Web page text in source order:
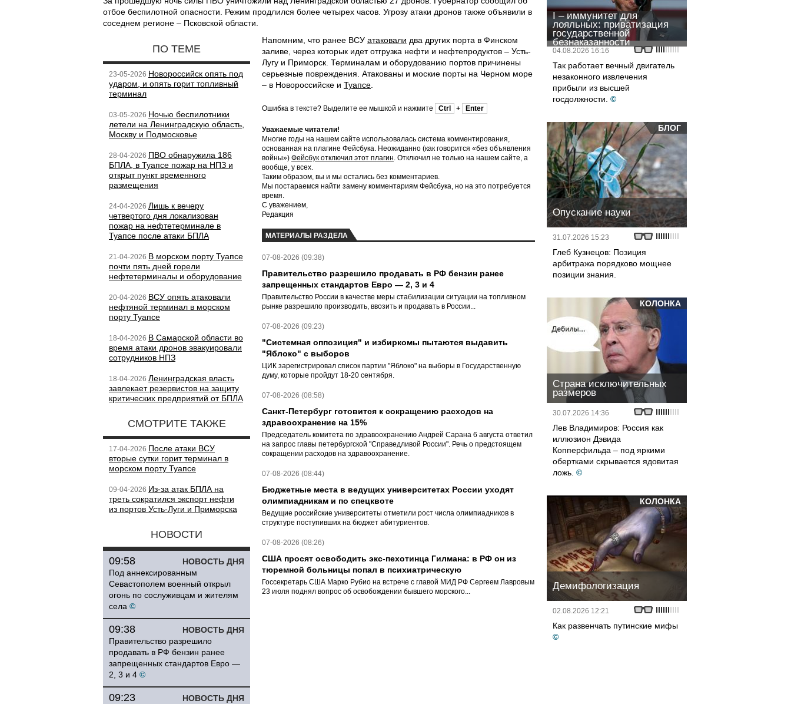
отбое беспилотной опасности. Режим продлился более четырех часов. Угрозу атаки дронов также объявили в
соседнем регионе – Псковской области.
ПО ТЕМЕ
23-05-2026 Новороссийск опять под
ударом, и опять горит топливный
терминал
03-05-2026 Ночью беспилотники
летели на Ленинградскую область,
Москву и Подмосковье
28-04-2026 ПВО обнаружила 186
БПЛА, в Туапсе пожар на НПЗ и
открыт пункт временного
размещения
24-04-2026 Лишь к вечеру
четвертого дня локализован
пожар на нефтетерминале в
Туапсе после атаки БПЛА
21-04-2026 В морском порту Туапсе
почти пять дней горели
нефтетерминалы и оборудование
20-04-2026 ВСУ опять атаковали
нефтяной терминал в морском
порту Туапсе
18-04-2026 В Самарской области во
время атаки дронов эвакуировали
сотрудников НПЗ
18-04-2026 Ленинградская власть
завлекает резервистов на защиту
критических предприятий от БПЛА
СМОТРИТЕ ТАКЖЕ
17-04-2026 После атаки ВСУ
вторые сутки горит терминал в
морском порту Туапсе
09-04-2026 Из-за атак БПЛА на
треть сократился экспорт нефти
из портов Усть-Луги и Приморска
НОВОСТИ
НОВОСТЬ ДНЯ
09:58
Под аннексированным
Севастополем военный открыл
огонь по сослуживцам и жителям
села ©
НОВОСТЬ ДНЯ
09:38
Правительство разрешило
продавать в РФ бензин ранее
запрещенных стандартов Евро —
2, 3 и 4 ©
НОВОСТЬ ДНЯ
09:23
Напомним, что ранее ВСУ атаковали два других порта в Финском
заливе, через которык идет отгрузка нефти и нефтепродуктов – Усть-
Лугу и Приморск. Терминалам и оборудованию портов причинены
серьезные повреждения. Атакованы и моские порты на Черном море
– в Новороссийске и Туапсе
Ошибка в тексте? Выделите ее мышкой и нажмите Ctrl + Enter
Уважаемые читатели!
Многие годы на нашем сайте использовалась система комментирования,
основанная на плагине Фейсбука. Неожиданно (как говорится «без объявления
войны») Фейсбук отключил этот плагин. Отключил не только на нашем сайте, а
вообще, у всех.
Таким образом, вы и мы остались без комментариев.
Мы постараемся найти замену комментариям Фейсбука, но на это потребуется
время.
С уважением,
Редакция
МАТЕРИАЛЫ РАЗДЕЛА
07-08-2026 (09:38)
Правительство разрешило продавать в РФ бензин ранее
запрещенных стандартов Евро — 2, 3 и 4
Правительство России в качестве меры стабилизации ситуации на топливном
рынке разрешило производить, ввозить и продавать в России...
07-08-2026 (09:23)
"Системная оппозиция" и избиркомы пытаются выдавить
"Яблоко" с выборов
ЦИК зарегистрировал список партии "Яблоко" на выборы в Государственную
думу, которые пройдут 18-20 сентября.
07-08-2026 (08:58)
Санкт-Петербург готовится к сокращению расходов на
здравоохранение на 15%
Председатель комитета по здравоохранению Андрей Сарана 6 августа ответил
на запрос главы петербургской "Справедливой России". Речь о предстоящем
сокращении расходов на здравоохранение.
07-08-2026 (08:44)
Бюджетные места в ведущих университетах России уходят
олимпиадникам и по спецквоте
Ведущие российские университеты отметили рост числа олимпиадников в
структуре поступивших на бюджет абитуриентов.
07-08-2026 (08:26)
США просят освободить экс-пехотинца Гилмана: в РФ он из
тюремной больницы попал в психиатрическую
Госсекретарь США Марко Рубио на встрече с главой МИД РФ Сергеем Лавровым
23 июля поднял вопрос об освобождении бывшего морского...
I – иммунитет для
лояльных: приватизация
государственной
безнаказанности
04.08.2026 16:16
Так работает вечный двигатель
незаконного извлечения
прибыли из высшей
госдолжности. ©
БЛОГ
Опускание науки
31.07.2026 15:23
Глеб Кузнецов: Позиция
арбитража порядково мощнее
позиции знания.
КОЛОНКА
Страна исключительных
размеров
30.07.2026 14:36
Лев Владимиров: Россия как
иллюзион Дэвида
Копперфильда – под яркими
обертками скрывается ядовитая
ложь. ©
КОЛОНКА
Демифологизация
02.08.2026 12:21
Как развенчать путинские мифы
©